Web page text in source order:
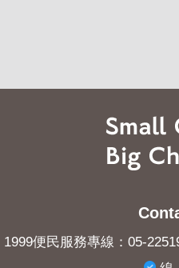
1999便民服務專線：05-